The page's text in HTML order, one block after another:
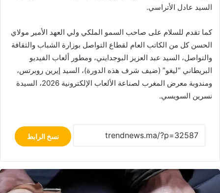
السيد عادل الأتراسي.
كما تقدم للسلام على صاحب السمو الملكي ولي العهد الأمير مولاي
الحسن كل من الكاتب العام لقطاع التواصل بوزارة الشباب والثقافة
والتواصل، السيد عبد العزيز البوجدايني، ومطور ألعاب الفيديو
البريطاني “ليغو” (ضيف شرف هذه الدورة)، السيد إيرين روبرتس،
ومندوبة معرض المغرب لصناعة الألعاب الإلكترونية 2026، السيدة
نسرين السويسي.
نسخ الرابط